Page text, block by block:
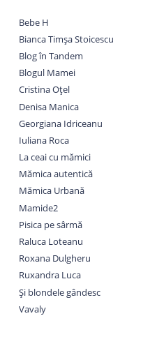
Bebe H
Bianca Timșa Stoicescu
Blog în Tandem
Blogul Mamei
Cristina Oțel
Denisa Manica
Georgiana Idriceanu
Iuliana Roca
La ceai cu mămici
Mămica autentică
Mămica Urbană
Mamide2
Pisica pe sârmă
Raluca Loteanu
Roxana Dulgheru
Ruxandra Luca
Și blondele gândesc
Vavaly